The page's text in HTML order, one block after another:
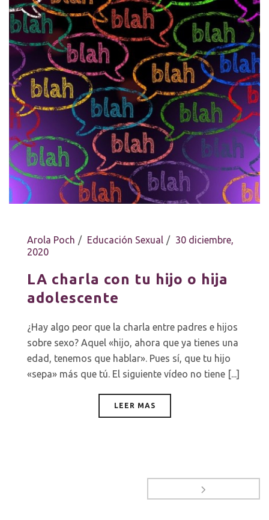
Arola Poch Educación Sexual
30 diciembre,
2020
LA charla con tu hijo o hija
adolescente
¿Hay algo peor que la charla entre padres e hijos
sobre sexo? Aquel «hijo, ahora que ya tienes una
edad, tenemos que hablar». Pues sí, que tu hijo
«sepa» más que tú. El siguiente vídeo no tiene [...]
LEER MAS